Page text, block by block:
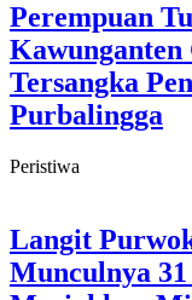
Perempuan
Tersangka
Purbalingga
Peristiwa
Langit
Munculnya 31